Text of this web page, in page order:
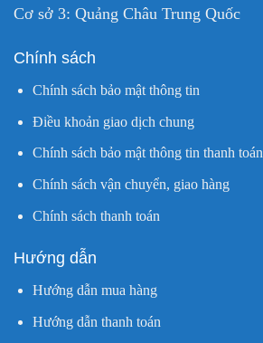
Cơ sở 3: Quảng Châu Trung Quốc
Chính sách
Chính sách bảo mật thông tin
Điều khoản giao dịch chung
Chính sách bảo mật thông tin thanh toán
Chính sách vận chuyển, giao hàng
Chính sách thanh toán
Hướng dẫn
Hướng dẫn mua hàng
Hướng dẫn thanh toán